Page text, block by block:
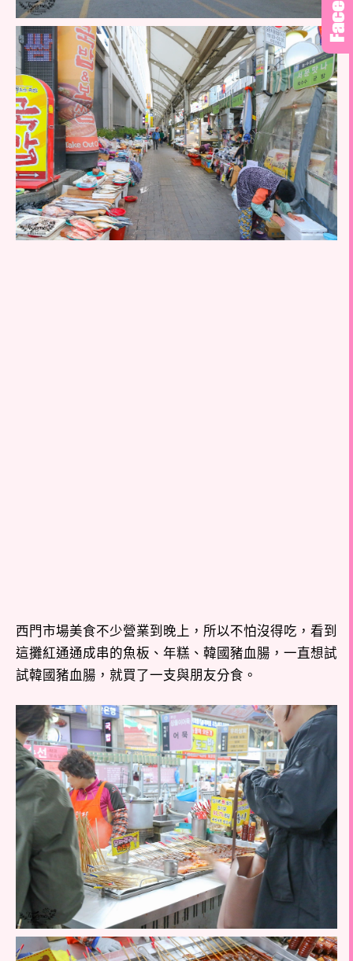
西門市場美食不少營業到晚上，所以不怕沒得吃，看到
這攤紅通通成串的魚板、年糕、韓國豬血腸，一直想試
試韓國豬血腸，就買了一支與朋友分食。